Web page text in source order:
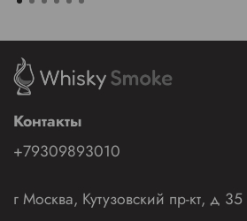
Контакты
+79309893010
г Москва, Кутузовский пр-кт, д 35